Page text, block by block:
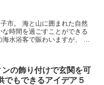
れた自然
ンの飾り付けで玄関を可
でもできるアイデア５